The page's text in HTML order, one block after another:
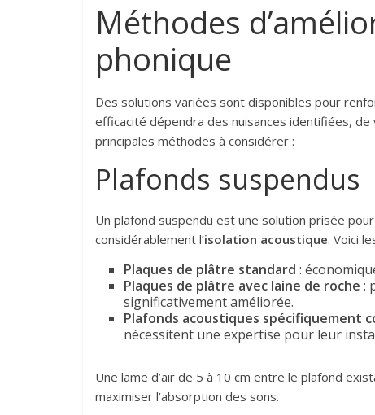
Méthodes
phonique
Des solutions variées sont disponibles pour
efficacité dépendra des nuisances identifiées,
principales méthodes à considérer :
Plafonds suspendus
Un plafond suspendu est une solution prisée
considérablement l’isolation acoustique. Voici
Plaques de plâtre standard :
Plaques de plâtre avec laine de roche :
significativement améliorée.
Plafonds acoustiques spécifiquement
nécessitent une expertise pour leur
Une lame d’air de 5 à 10 cm entre le plafond
maximiser l’absorption des sons.